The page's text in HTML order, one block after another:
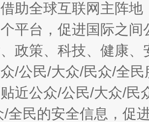
助全球互联网主阵
平台，促进国际之
政策、科技、健康
/公民/大众/民众/全
近公众/公民/大众/民
/全民的安全信息，促